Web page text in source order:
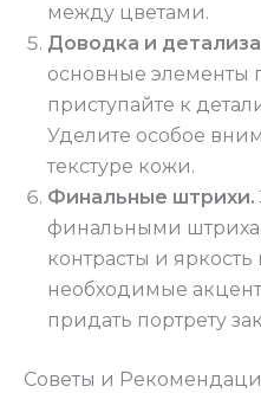
между цветами.
Доводка и
основные элементы
приступайте к
Уделите особое
текстуре кожи.
Финальные штрихи.
финальными
контрасты и яркость
необходимые
придать портрету
Советы и